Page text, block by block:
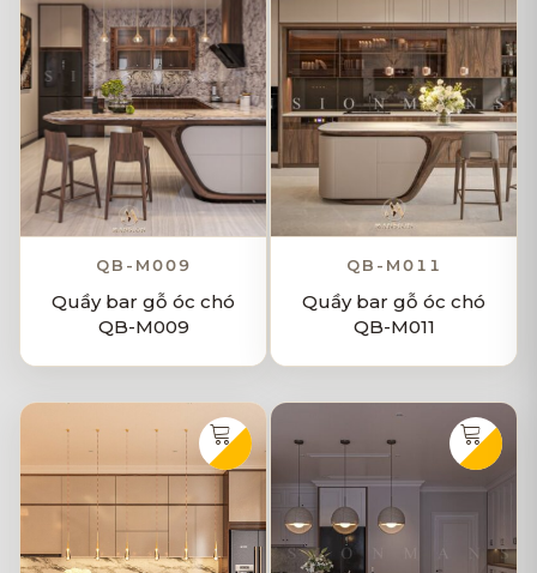
QB-M009
Quầy bar gỗ óc chó
QB-M009
QB-M011
Quầy bar gỗ óc chó
QB-M011